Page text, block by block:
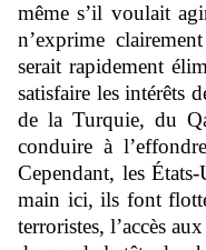
même s’il voulait
n’exprime
serait rapidement
satisfaire les intérêts
de la Turquie, du
conduire à
Cependant, les
main ici, ils font
terroristes, l’accès